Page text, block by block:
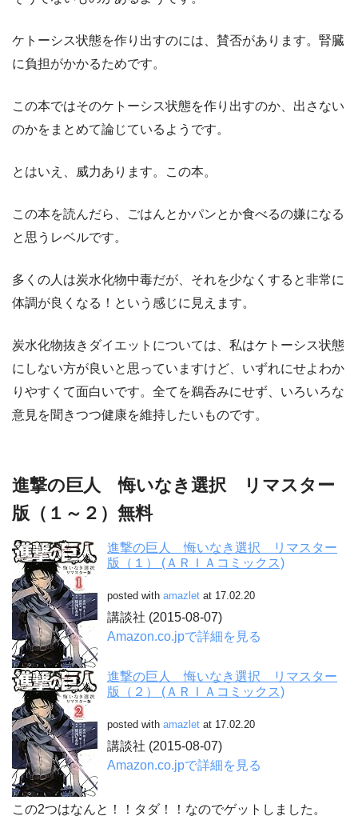
ケトーシス状態を作り出すのには、賛否があります。腎臓
に負担がかかるためです。
この本ではそのケトーシス状態を作り出すのか、出さない
のかをまとめて論じているようです。
とはいえ、威力あります。この本。
この本を読んだら、ごはんとかパンとか食べるの嫌になる
と思うレベルです。
多くの人は炭水化物中毒だが、それを少なくすると非常に
体調が良くなる！という感じに見えます。
炭水化物抜きダイエットについては、私はケトーシス状態
にしない方が良いと思っていますけど、いずれにせよわか
りやすくて面白いです。全てを鵜呑みにせず、いろいろな
意見を聞きつつ健康を維持したいものです。
進撃の巨人 悔いなき選択 リマスター
版（１～２）無料
進撃の巨人 悔いなき選択 リマスター
版（１） (ＡＲＩＡコミックス)
posted with amazlet at 17.02.20
講談社 (2015-08-07)
Amazon.co.jpで詳細を見る
進撃の巨人 悔いなき選択 リマスター
版（２） (ＡＲＩＡコミックス)
posted with amazlet at 17.02.20
講談社 (2015-08-07)
Amazon.co.jpで詳細を見る
この2つはなんと！！タダ！！なのでゲットしました。